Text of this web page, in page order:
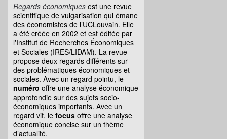
Regards économiques est une revue
scientifique de vulgarisation qui émane
des économistes de l’UCLouvain. Elle
a été créée en 2002 et est éditée par
l'Institut de Recherches Économiques
et Sociales (IRES/LIDAM). La revue
propose deux regards différents sur
des problématiques économiques et
sociales. Avec un regard pointu, le
numéro offre une analyse économique
approfondie sur des sujets socio-
économiques importants. Avec un
regard vif, le focus offre une analyse
économique concise sur un thème
d’actualité.